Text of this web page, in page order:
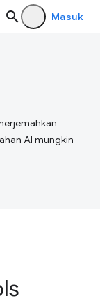
Masuk
AI mungkin